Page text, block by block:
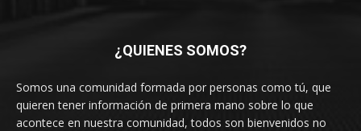
¿QUIENES SOMOS?
Somos una comunidad formada por personas como tú, que
quieren tener información de primera mano sobre lo que
acontece en nuestra comunidad, todos son bienvenidos no